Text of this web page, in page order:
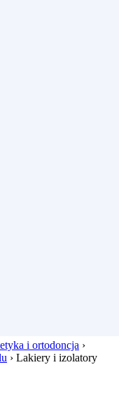
i ortodoncja ›
› Lakiery i izolatory